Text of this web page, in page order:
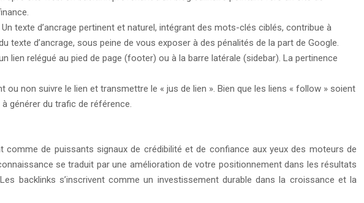
texte d’ancrage pertinent et naturel, intégrant des mots-clés ciblés, contribue à
d’ancrage, sous peine de vous exposer à des pénalités de la part de Google.
lien relégué au pied de page (footer) ou à la barre latérale (sidebar). La pertinence
non suivre le lien et transmettre le « jus de lien ». Bien que les liens « follow » soient
générer du trafic de référence.
comme de puissants signaux de crédibilité et de confiance aux yeux des moteurs de
se traduit par une amélioration de votre positionnement dans les résultats
backlinks s’inscrivent comme un investissement durable dans la croissance et la